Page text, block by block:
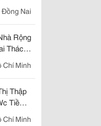
Đồng Nai
Rộng
Thác
Chí Minh
Thập
Tiềm
Chí Minh